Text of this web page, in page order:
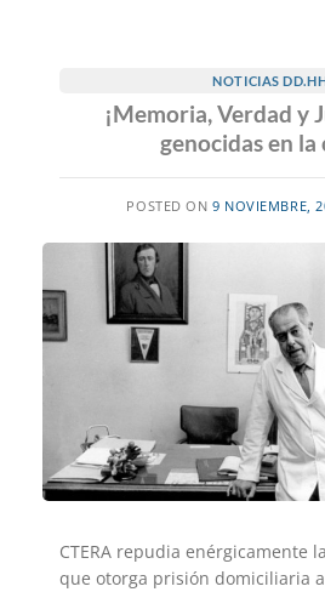
NOTICIAS
¡Memoria, Verdad y
genocidas en la
POSTED ON 9 NOVIEMBRE,
CTERA repudia enérgicamente
que otorga prisión domiciliaria